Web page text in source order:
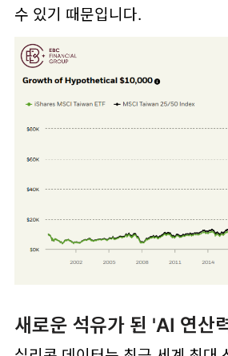
수 있기 때문입니다.
새로운 석유가 된 'AI 연산